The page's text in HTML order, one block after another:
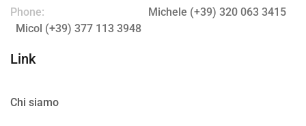
Phone: Michele (+39) 320 063 3415
Micol (+39) 377 113 3948
Link
Chi siamo